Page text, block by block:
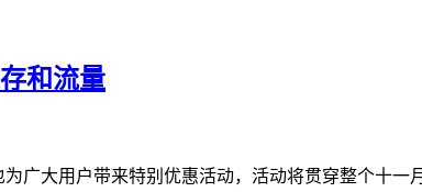
和流量
广大用户带来特别优惠活动，活动将贯穿整个十一